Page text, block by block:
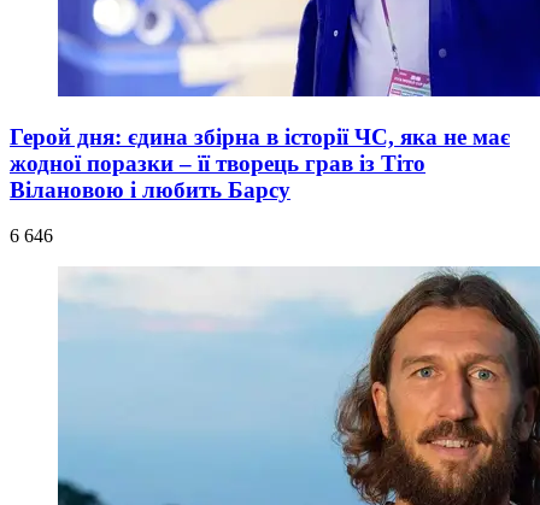
Герой дня: єдина збірна в історії ЧС, яка не має
жодної поразки – її творець грав із Тіто
Вілановою і любить Барсу
6 646